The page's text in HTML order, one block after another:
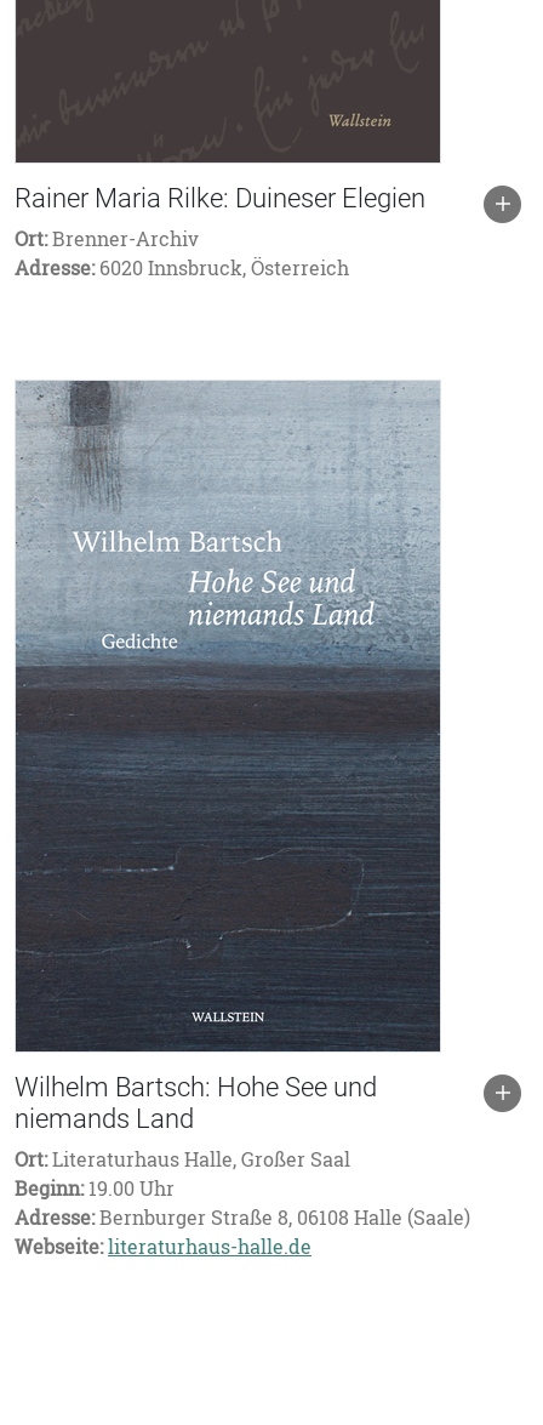
Rainer Maria Rilke: Duineser Elegien
Ort:Brenner-Archiv
Adresse:6020 Innsbruck, Österreich
Wilhelm Bartsch: Hohe See und
niemands Land
Ort:Literaturhaus Halle, Großer Saal
Beginn:19.00 Uhr
Adresse:Bernburger Straße 8, 06108 Halle (Saale)
Webseite:literaturhaus-halle.de